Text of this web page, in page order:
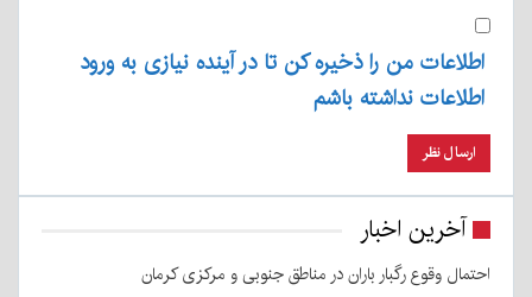
اطلاعات من را ذخیره کن تا در آینده نیازی به ورود
اطلاعات نداشته باشم
آخرین اخبار
احتمال وقوع رگبار باران در مناطق جنوبی و مرکزی کرمان